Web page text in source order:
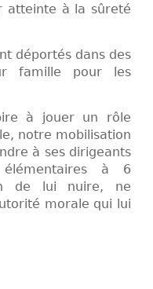
atteinte à la sûreté
déportés dans des
famille pour les
à jouer un rôle
notre mobilisation
à ses dirigeants
élémentaires à 6
de lui nuire, ne
morale qui lui